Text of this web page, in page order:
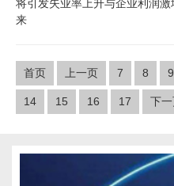
将引发失业率上升与企业利润
来
首页 上一页 7 8 9
14 15 16 17 下